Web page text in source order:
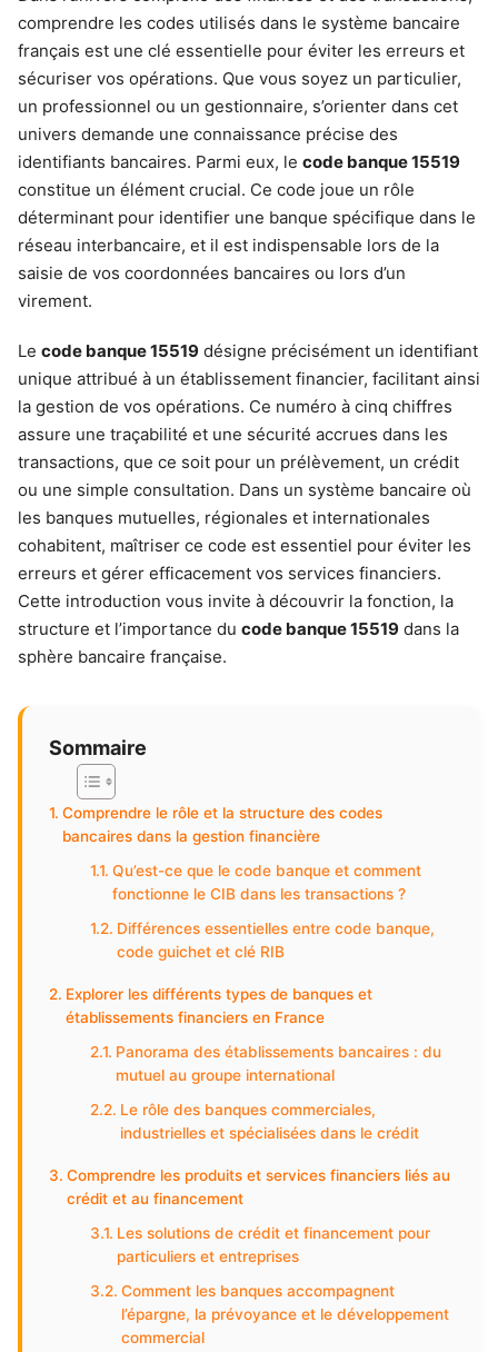
comprendre les codes utilisés dans le système bancaire
français est une clé essentielle pour éviter les erreurs et
sécuriser vos opérations. Que vous soyez un particulier,
un professionnel ou un gestionnaire, s’orienter dans cet
univers demande une connaissance précise des
identifiants bancaires. Parmi eux, le code banque 15519
constitue un élément crucial. Ce code joue un rôle
déterminant pour identifier une banque spécifique dans le
réseau interbancaire, et il est indispensable lors de la
saisie de vos coordonnées bancaires ou lors d’un
virement.
Le code banque 15519 désigne précisément un identifiant
unique attribué à un établissement financier, facilitant ainsi
la gestion de vos opérations. Ce numéro à cinq chiffres
assure une traçabilité et une sécurité accrues dans les
transactions, que ce soit pour un prélèvement, un crédit
ou une simple consultation. Dans un système bancaire où
les banques mutuelles, régionales et internationales
cohabitent, maîtriser ce code est essentiel pour éviter les
erreurs et gérer efficacement vos services financiers.
Cette introduction vous invite à découvrir la fonction, la
structure et l’importance du code banque 15519 dans la
sphère bancaire française.
Sommaire
Comprendre le rôle et la structure des codes
bancaires dans la gestion financière
Qu’est-ce que le code banque et comment
fonctionne le CIB dans les transactions ?
Différences essentielles entre code banque,
code guichet et clé RIB
Explorer les différents types de banques et
établissements financiers en France
Panorama des établissements bancaires : du
mutuel au groupe international
Le rôle des banques commerciales,
industrielles et spécialisées dans le crédit
Comprendre les produits et services financiers liés au
crédit et au financement
Les solutions de crédit et financement pour
particuliers et entreprises
Comment les banques accompagnent
l’épargne, la prévoyance et le développement
commercial